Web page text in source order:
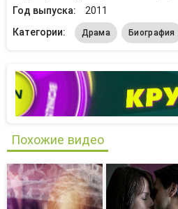
Год выпуска:
2011
Категории:
Драма Биография
Похожие видео